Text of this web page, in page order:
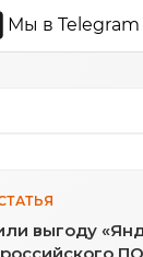
Мы в Telegram
выгоду